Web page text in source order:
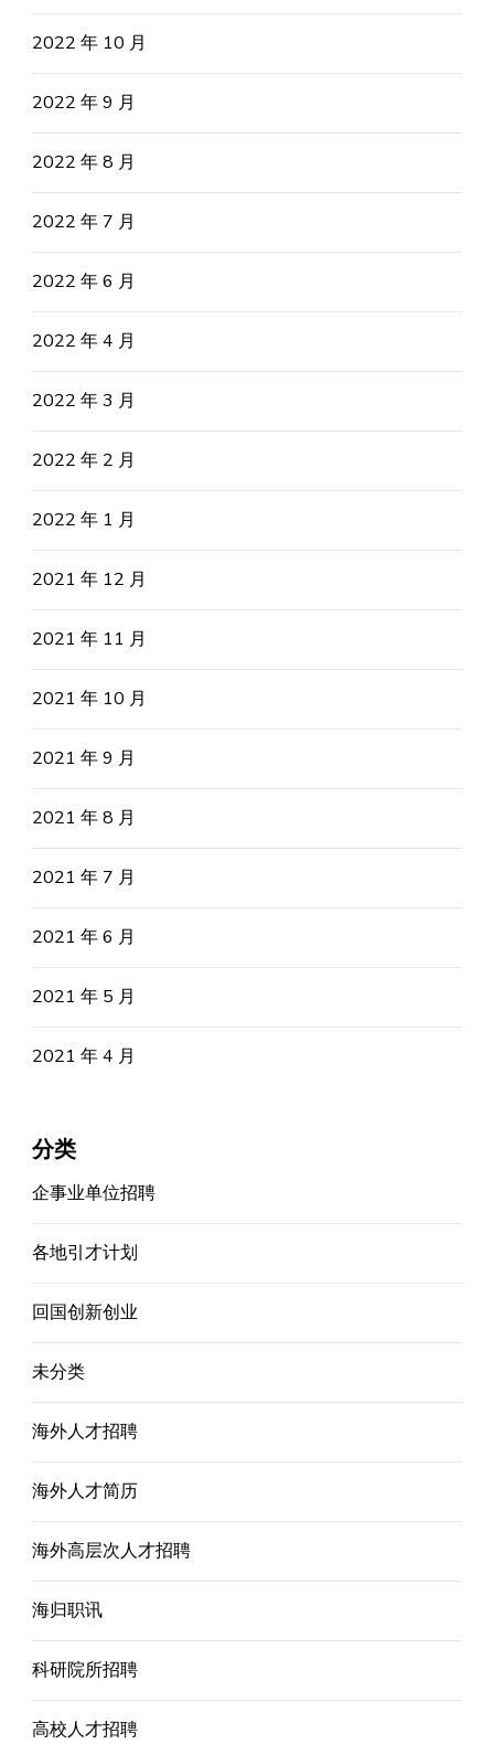
2022 年 10 月
2022 年 9 月
2022 年 8 月
2022 年 7 月
2022 年 6 月
2022 年 4 月
2022 年 3 月
2022 年 2 月
2022 年 1 月
2021 年 12 月
2021 年 11 月
2021 年 10 月
2021 年 9 月
2021 年 8 月
2021 年 7 月
2021 年 6 月
2021 年 5 月
2021 年 4 月
分类
企事业单位招聘
各地引才计划
回国创新创业
未分类
海外人才招聘
海外人才简历
海外高层次人才招聘
海归职讯
科研院所招聘
高校人才招聘